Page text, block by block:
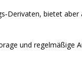
bietet aber
und